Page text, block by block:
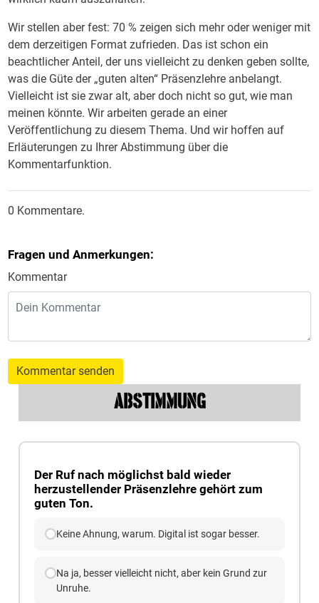
Wir stellen aber fest: 70 % zeigen sich mehr oder weniger mit
dem derzeitigen Format zufrieden. Das ist schon ein
beachtlicher Anteil, der uns vielleicht zu denken geben sollte,
was die Güte der „guten alten“ Präsenzlehre anbelangt.
Vielleicht ist sie zwar alt, aber doch nicht so gut, wie man
meinen könnte. Wir arbeiten gerade an einer
Veröffentlichung zu diesem Thema. Und wir hoffen auf
Erläuterungen zu Ihrer Abstimmung über die
Kommentarfunktion.
0 Kommentare.
Fragen und Anmerkungen:
Kommentar
Kommentar senden
ABSTIMMUNG
Der Ruf nach möglichst bald wieder
herzustellender Präsenzlehre gehört zum
guten Ton.
Keine Ahnung, warum. Digital ist sogar besser.
Na ja, besser vielleicht nicht, aber kein Grund zur
Unruhe.